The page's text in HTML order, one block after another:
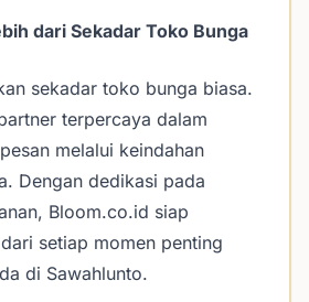
dari Sekadar Toko Bunga
sekadar toko bunga biasa.
terpercaya dalam
melalui keindahan
Dengan dedikasi pada
Bloom.co.id siap
setiap momen penting
di Sawahlunto.